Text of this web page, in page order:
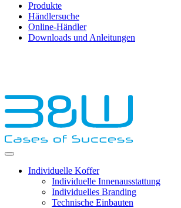
Produkte
Händlersuche
Online-Händler
Downloads und Anleitungen
Individuelle Koffer
Individuelle Innenausstattung
Individuelles Branding
Technische Einbauten